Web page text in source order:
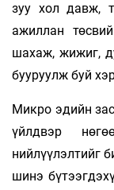
зуу хол давж,
ажиллан
шахаж, жижиг,
бууруулж буй
Микро эдийн
үйлдвэр
нийлүүлэлтийг
шинэ